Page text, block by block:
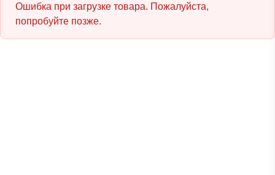
Ошибка при загрузке товара. Пожалуйста,
попробуйте позже.